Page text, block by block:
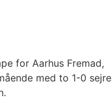
for Aarhus Fremad,
med to 1-0 sejre